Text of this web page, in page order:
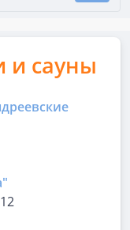
и сауны